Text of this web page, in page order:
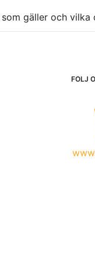
gäller och vilka
FÖLJ